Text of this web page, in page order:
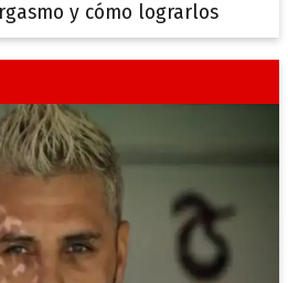
y cómo lograrlos